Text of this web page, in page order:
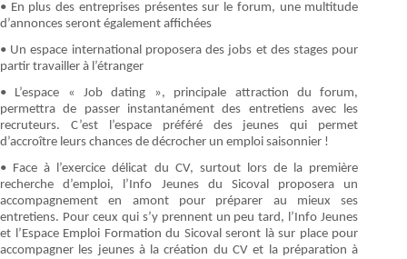
• En plus des entreprises présentes sur le forum, une multitude
d’annonces seront également affichées
• Un espace international proposera des jobs et des stages pour
partir travailler à l’étranger
• L’espace « Job dating », principale attraction du forum,
permettra de passer instantanément des entretiens avec les
recruteurs. C’est l’espace préféré des jeunes qui permet
d’accroître leurs chances de décrocher un emploi saisonnier !
• Face à l’exercice délicat du CV, surtout lors de la première
recherche d’emploi, l’Info Jeunes du Sicoval proposera un
accompagnement en amont pour préparer au mieux ses
entretiens. Pour ceux qui s’y prennent un peu tard, l’Info Jeunes
et l’Espace Emploi Formation du Sicoval seront là sur place pour
accompagner les jeunes à la création du CV et la préparation à